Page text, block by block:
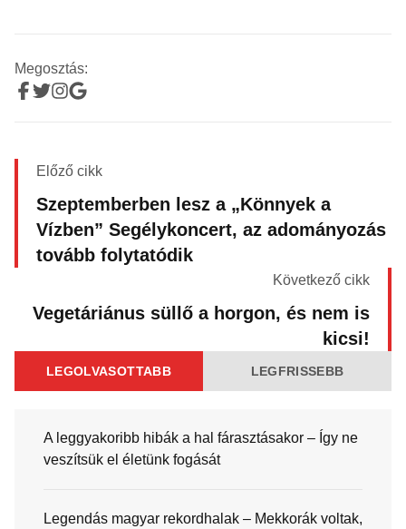
Megosztás:
Előző cikk
Szeptemberben lesz a „Könnyek a
Vízben” Segélykoncert, az adományozás
tovább folytatódik
Következő cikk
Vegetáriánus süllő a horgon, és nem is
kicsi!
LEGOLVASOTTABB LEGFRISSEBB
A leggyakoribb hibák a hal fárasztásakor – Így ne
veszítsük el életünk fogását
Legendás magyar rekordhalak – Mekkorák voltak,